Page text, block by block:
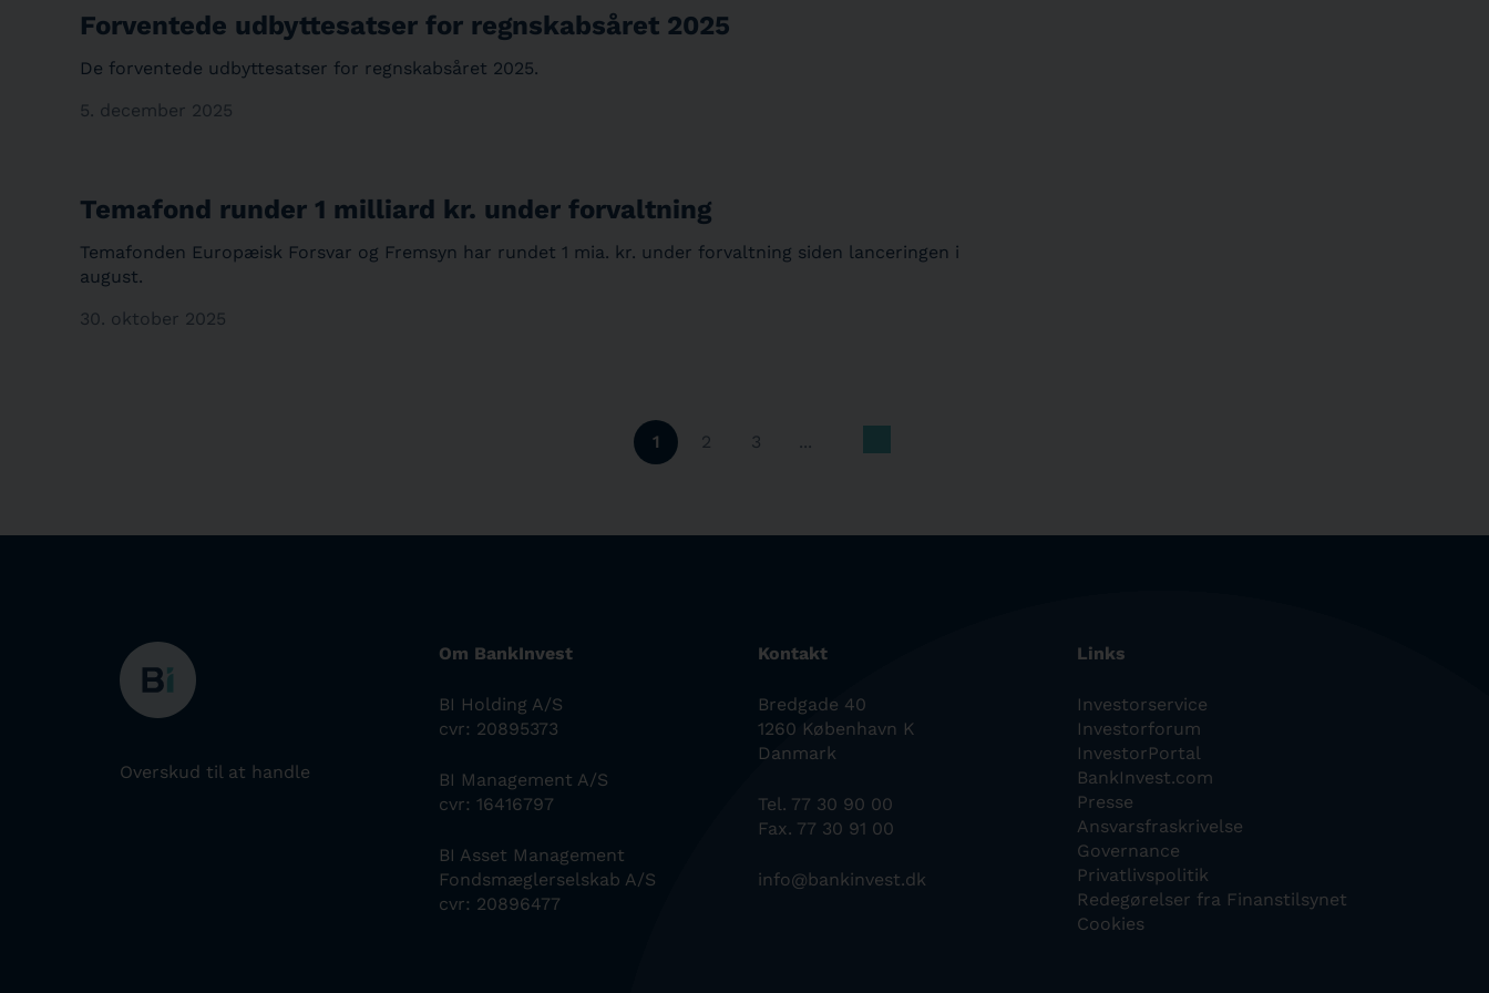
Forventede udbyttesatser for regnskabsåret 2025
De forventede udbyttesatser for regnskabsåret 2025.
5. december 2025
Temafond runder 1 milliard kr. under forvaltning
Temafonden Europæisk Forsvar og Fremsyn har rundet 1 mia. kr. under forvaltning siden lanceringen i
august.
30. oktober 2025
1 2 3 ...
Overskud til at handle
Om BankInvest
BI Holding A/S
cvr: 20895373
BI Management A/S
cvr: 16416797
BI Asset Management
Fondsmæglerselskab A/S
cvr: 20896477
Kontakt
Bredgade 40
1260 København K
Danmark
Tel. 77 30 90 00
Fax. 77 30 91 00
info@bankinvest.dk
Links
Investorservice
Investorforum
InvestorPortal
BankInvest.com
Presse
Ansvarsfraskrivelse
Governance
Privatlivspolitik
Redegørelser fra Finanstilsynet
Cookies